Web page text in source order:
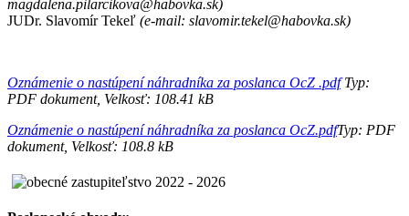
magdalena.pilarcikova@habovka.sk)
JUDr. Slavomír Tekeľ (e-mail: slavomir.tekel@habovka.sk)
Oznámenie o nastúpení náhradníka za poslanca OcZ .pdfTyp:
PDF dokument, Velkosť: 108.41 kB
Oznámenie o nastúpení náhradníka za poslanca OcZ.pdfTyp: PDF
dokument, Velkosť: 108.8 kB